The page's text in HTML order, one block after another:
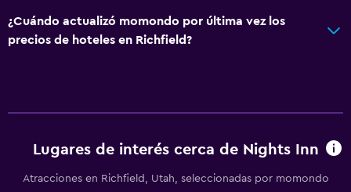
¿Cuándo actualizó momondo por última vez los
precios de hoteles en Richfield?
Lugares de interés cerca de Nights Inn
Atracciones en Richfield, Utah, seleccionadas por momondo